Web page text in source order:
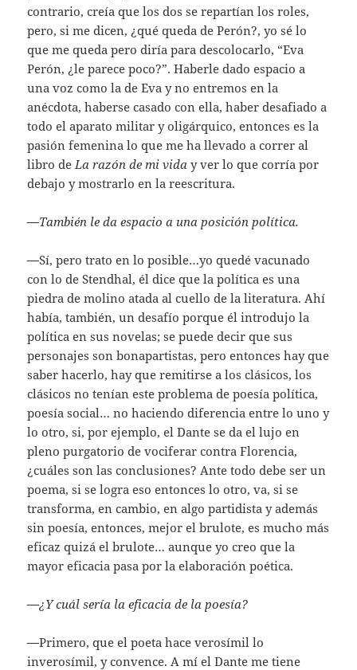
contrario, creía que los dos se repartían los roles,
pero, si me dicen, ¿qué queda de Perón?, yo sé lo
que me queda pero diría para descolocarlo, “Eva
Perón, ¿le parece poco?”. Haberle dado espacio a
una voz como la de Eva y no entremos en la
anécdota, haberse casado con ella, haber desafiado a
todo el aparato militar y oligárquico, entonces es la
pasión femenina lo que me ha llevado a correr al
libro de La razón de mi vida y ver lo que corría por
debajo y mostrarlo en la reescritura.
—También le da espacio a una posición política.
—Sí, pero trato en lo posible…yo quedé vacunado
con lo de Stendhal, él dice que la política es una
piedra de molino atada al cuello de la literatura. Ahí
había, también, un desafío porque él introdujo la
política en sus novelas; se puede decir que sus
personajes son bonapartistas, pero entonces hay que
saber hacerlo, hay que remitirse a los clásicos, los
clásicos no tenían este problema de poesía política,
poesía social… no haciendo diferencia entre lo uno y
lo otro, si, por ejemplo, el Dante se da el lujo en
pleno purgatorio de vociferar contra Florencia,
¿cuáles son las conclusiones? Ante todo debe ser un
poema, si se logra eso entonces lo otro, va, si se
transforma, en cambio, en algo partidista y además
sin poesía, entonces, mejor el brulote, es mucho más
eficaz quizá el brulote… aunque yo creo que la
mayor eficacia pasa por la elaboración poética.
—¿Y cuál sería la eficacia de la poesía?
—Primero, que el poeta hace verosímil lo
inverosímil, y convence. A mí el Dante me tiene